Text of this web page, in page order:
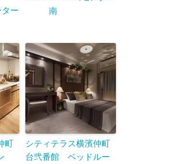
ー
南
町
シティテラス横濱仲町
台弐番館 ベッドルー